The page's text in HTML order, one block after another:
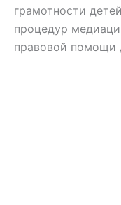
грамотности
процедур
правовой помощи